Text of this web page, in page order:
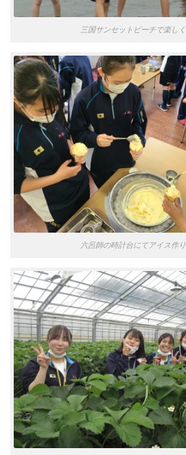
三国サンセットビーチで楽しく
六呂師の時計台にてアイス作り